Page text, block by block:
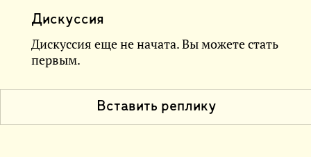
Дискуссия
Дискуссия еще не начата. Вы можете стать
первым.
Вставить реплику